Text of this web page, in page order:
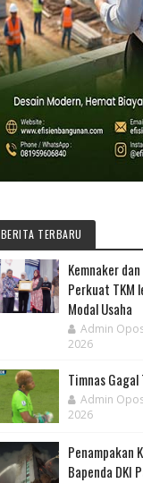
BERITA TERBARU
Kemnaker
Perkuat TKM
Modal Usaha
Admin
2026
Timnas Gagal
Admin
2026
Penampakan
Bapenda DKI